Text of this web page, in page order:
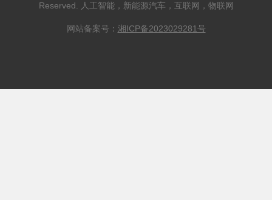
Reserved. 人工智能，新能源汽车，互联网，物联网
网站备案号： 湘ICP备2023029281号